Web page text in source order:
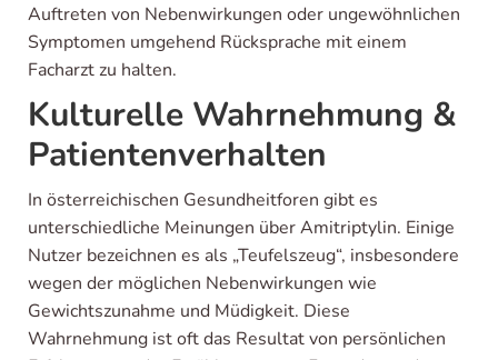
Auftreten von Nebenwirkungen oder ungewöhnlichen
Symptomen umgehend Rücksprache mit einem
Facharzt zu halten.
Kulturelle Wahrnehmung &
Patientenverhalten
In österreichischen Gesundheitforen gibt es
unterschiedliche Meinungen über Amitriptylin. Einige
Nutzer bezeichnen es als „Teufelszeug“, insbesondere
wegen der möglichen Nebenwirkungen wie
Gewichtszunahme und Müdigkeit. Diese
Wahrnehmung ist oft das Resultat von persönlichen